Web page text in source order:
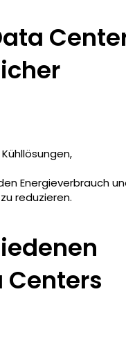
Energieverbrauch
reduzieren.
Centers